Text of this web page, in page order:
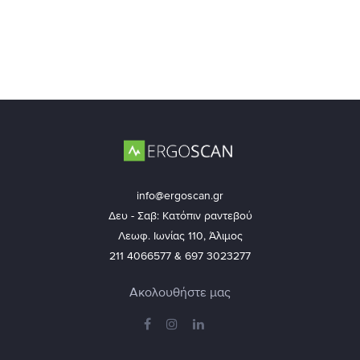
info@ergoscan.gr
Δευ - Σαβ: Κατόπιν ραντεβού
Λεωφ. Ιωνίας 110, Άλιμος
211 4066577 & 697 3023277
Ακολουθήστε μας